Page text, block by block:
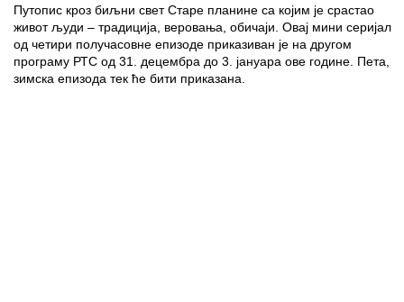
Путопис кроз биљни свет Старе планине са којим је срастао
живот људи – традиција, веровања, обичаји. Овај мини серијал
од четири получасовне епизоде приказиван је на другом
програму РТС од 31. децембра до 3. јануара ове године. Пета,
зимска епизода тек ће бити приказана.